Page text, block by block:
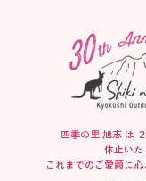
四季の里 旭志 は
休止いた
これまでのご愛顧に